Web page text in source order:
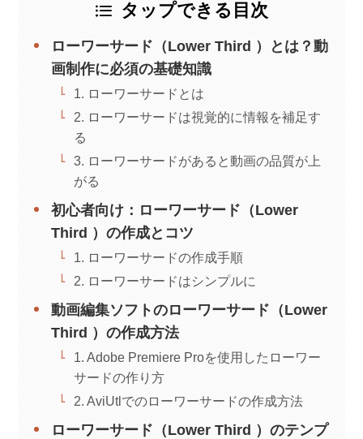
タップできる目次
ローワーサード（Lower Third ）とは？動
画制作に必須の基礎知識
1. ローワーサードとは
2. ローワーサードは視覚的に情報を補足す
る
3. ローワーサードがあると動画の品質が上
がる
初心者向け：ローワーサード（Lower
Third ）の作成とコツ
1. ローワーサードの作成手順
2. ローワーサードはシンプルに
動画編集ソフトのローワーサード（Lower
Third ）の作成方法
1. Adobe Premiere Proを使用したローワー
サードの作り方
2. AviUtlでのローワーサードの作成方法
ローワーサード（Lower Third ）のテンプ